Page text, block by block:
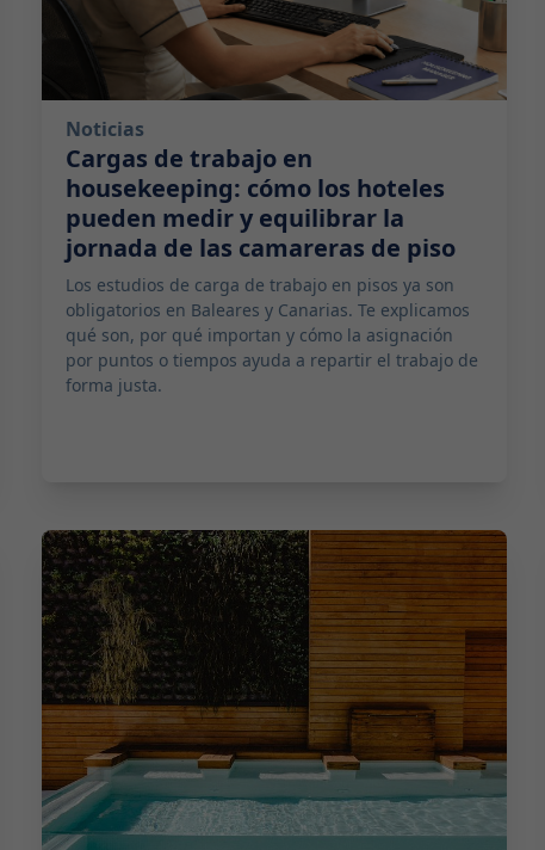
Noticias
Cargas de trabajo en
housekeeping: cómo los hoteles
pueden medir y equilibrar la
jornada de las camareras de piso
Los estudios de carga de trabajo en pisos ya son
obligatorios en Baleares y Canarias. Te explicamos
qué son, por qué importan y cómo la asignación
por puntos o tiempos ayuda a repartir el trabajo de
forma justa.
2026-04-29 01:00:00